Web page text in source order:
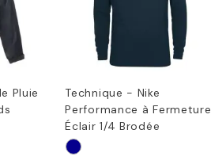
Pluie
Technique - Nike
Performance à Fermeture
Éclair 1/4 Brodée